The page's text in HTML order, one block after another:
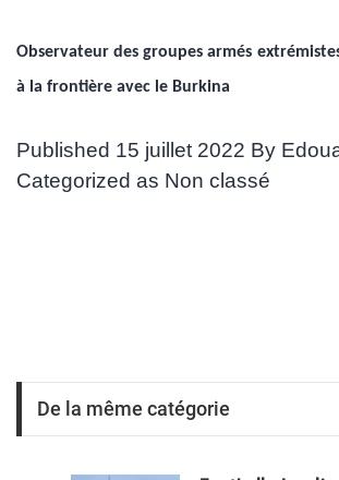
Observateur des groupes armés
à la frontière avec le Burkina
Published 15 juillet 2022 By
Categorized as Non classé
De la même catégorie